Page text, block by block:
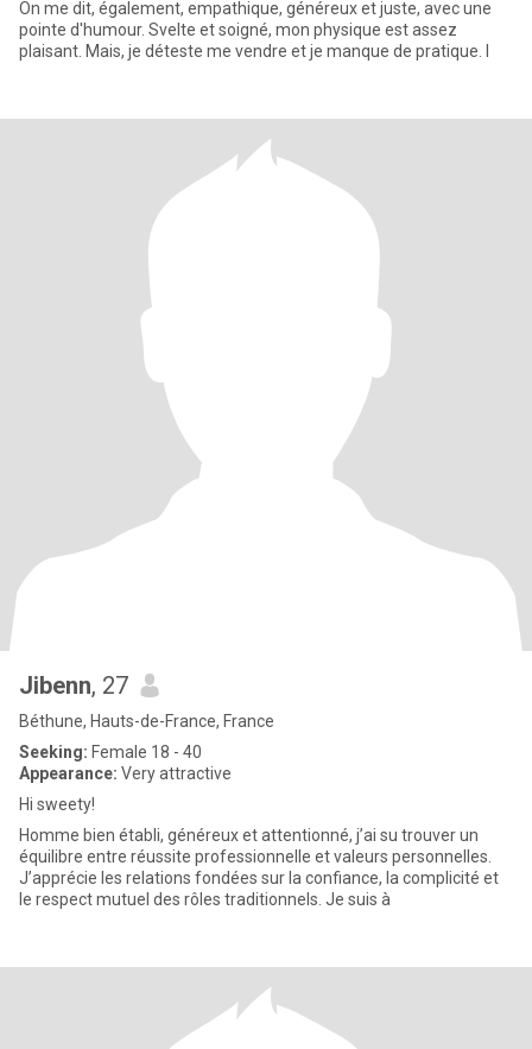
On me dit, également, empathique, généreux et juste, avec une
pointe d'humour. Svelte et soigné, mon physique est assez
plaisant. Mais, je déteste me vendre et je manque de pratique. I
Jibenn, 27
Béthune, Hauts-de-France, France
Seeking: Female 18 - 40
Appearance: Very attractive
Hi sweety!
Homme bien établi, généreux et attentionné, j’ai su trouver un
équilibre entre réussite professionnelle et valeurs personnelles.
J’apprécie les relations fondées sur la confiance, la complicité et
le respect mutuel des rôles traditionnels. Je suis à